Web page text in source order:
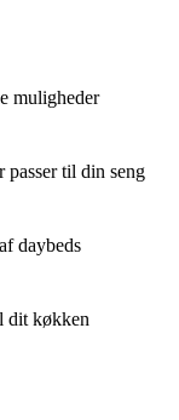
muligheder
til din seng
daybeds
dit køkken